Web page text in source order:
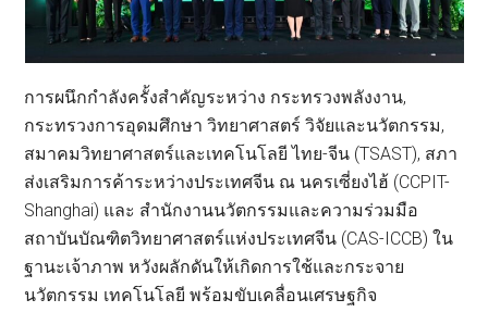
การผนึกกำลังครั้งสำคัญระหว่าง กระทรวงพลังงาน,
กระทรวงการอุดมศึกษา วิทยาศาสตร์ วิจัยและนวัตกรรม,
สมาคมวิทยาศาสตร์และเทคโนโลยี ไทย-จีน (TSAST), สภา
ส่งเสริมการค้าระหว่างประเทศจีน ณ นครเซี่ยงไฮ้ (CCPIT-
Shanghai) และ สำนักงานนวัตกรรมและความร่วมมือ
สถาบันบัณฑิตวิทยาศาสตร์แห่งประเทศจีน (CAS-ICCB) ใน
ฐานะเจ้าภาพ หวังผลักดันให้เกิดการใช้และกระจาย
นวัตกรรม เทคโนโลยี พร้อมขับเคลื่อนเศรษฐกิจ